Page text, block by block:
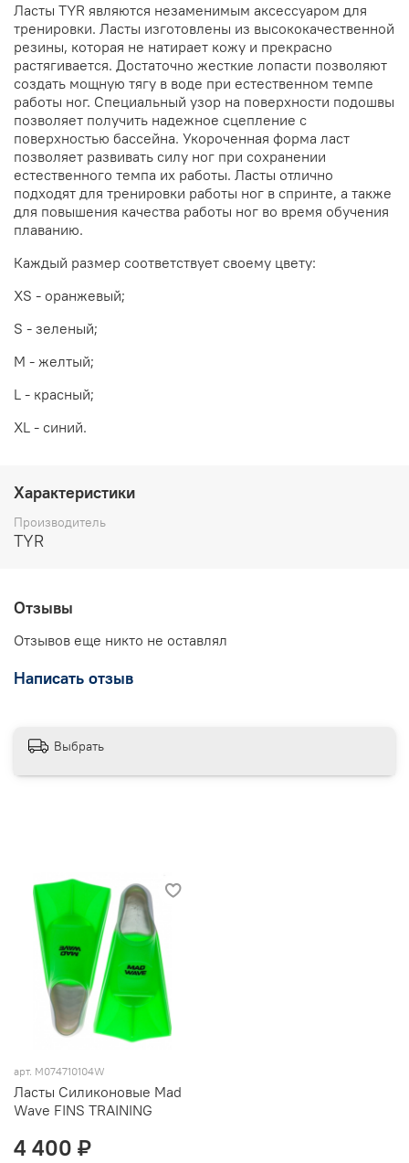
Ласты TYR являются незаменимым аксессуаром для
тренировки. Ласты изготовлены из высококачественной
резины, которая не натирает кожу и прекрасно
растягивается. Достаточно жесткие лопасти позволяют
создать мощную тягу в воде при естественном темпе
работы ног. Специальный узор на поверхности подошвы
позволяет получить надежное сцепление с
поверхностью бассейна. Укороченная форма ласт
позволяет развивать силу ног при сохранении
естественного темпа их работы. Ласты отлично
подходят для тренировки работы ног в спринте, а также
для повышения качества работы ног во время обучения
плаванию.
Каждый размер соответствует своему цвету:
XS - оранжевый;
S - зеленый;
M - желтый;
L - красный;
XL - синий.
Характеристики
Производитель
TYR
Отзывы
Отзывов еще никто не оставлял
Написать отзыв
Выбрать
арт. M074710104W
Ласты Силиконовые Mad
Wave FINS TRAINING
4 400 ₽